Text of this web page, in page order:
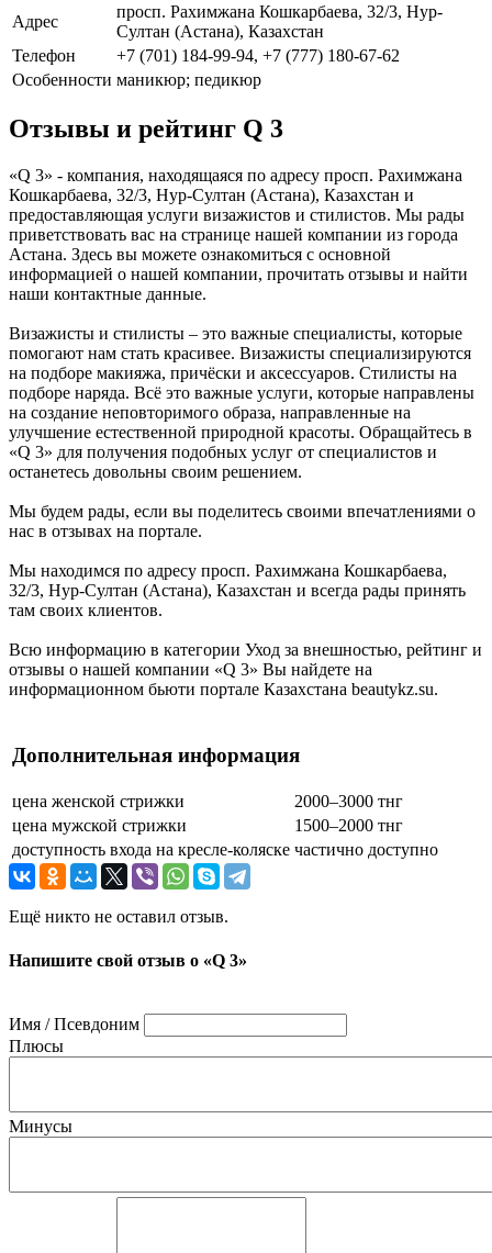
Адрес
просп. Рахимжана Кошкарбаева, 32/3, Нур-
Султан (Астана), Казахстан
Телефон
+7 (701) 184-99-94, +7 (777) 180-67-62
Особенности маникюр; педикюр
Отзывы и рейтинг Q 3
«Q 3» - компания, находящаяся по адресу просп. Рахимжана
Кошкарбаева, 32/3, Нур-Султан (Астана), Казахстан и
предоставляющая услуги визажистов и стилистов. Мы рады
приветствовать вас на странице нашей компании из города
Астана. Здесь вы можете ознакомиться с основной
информацией о нашей компании, прочитать отзывы и найти
наши контактные данные.
Визажисты и стилисты – это важные специалисты, которые
помогают нам стать красивее. Визажисты специализируются
на подборе макияжа, причёски и аксессуаров. Стилисты на
подборе наряда. Всё это важные услуги, которые направлены
на создание неповторимого образа, направленные на
улучшение естественной природной красоты. Обращайтесь в
«Q 3» для получения подобных услуг от специалистов и
останетесь довольны своим решением.
Мы будем рады, если вы поделитесь своими впечатлениями о
нас в отзывах на портале.
Мы находимся по адресу просп. Рахимжана Кошкарбаева,
32/3, Нур-Султан (Астана), Казахстан и всегда рады принять
там своих клиентов.
Всю информацию в категории Уход за внешностью, рейтинг и
отзывы о нашей компании «Q 3» Вы найдете на
информационном бьюти портале Казахстана beautykz.su.
Дополнительная информация
цена женской стрижки
2000–3000 тнг
цена мужской стрижки
1500–2000 тнг
доступность входа на кресле-коляске частично доступно
Ещё никто не оставил отзыв.
Напишите свой отзыв о «Q 3»
Имя / Псевдоним
Плюсы
Минусы